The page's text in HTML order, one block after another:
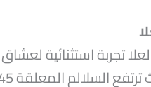
تجربة استثنائية لعشاق